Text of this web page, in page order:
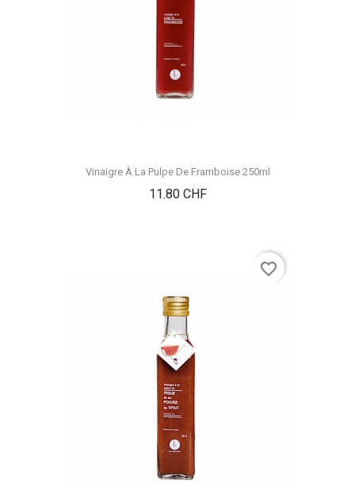
Vinaigre À La Pulpe De Framboise 250ml
11.80 CHFPrix
favorite_border